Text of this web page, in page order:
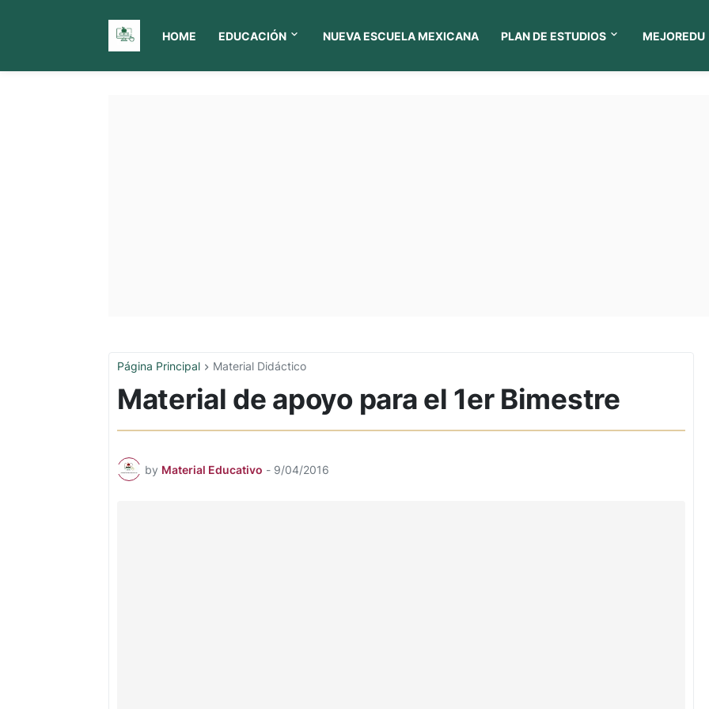
HOME EDUCACIÓN NUEVA ESCUELA MEXICANA PLAN DE ESTUDIOS MEJOREDU
Página Principal Material Didáctico
Material de apoyo para el 1er Bimestre
by Material Educativo - 9/04/2016